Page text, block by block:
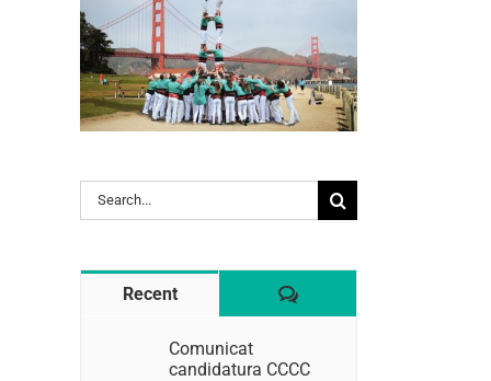
Search
for:
Recent Comentaris
Comunicat
candidatura CCCC